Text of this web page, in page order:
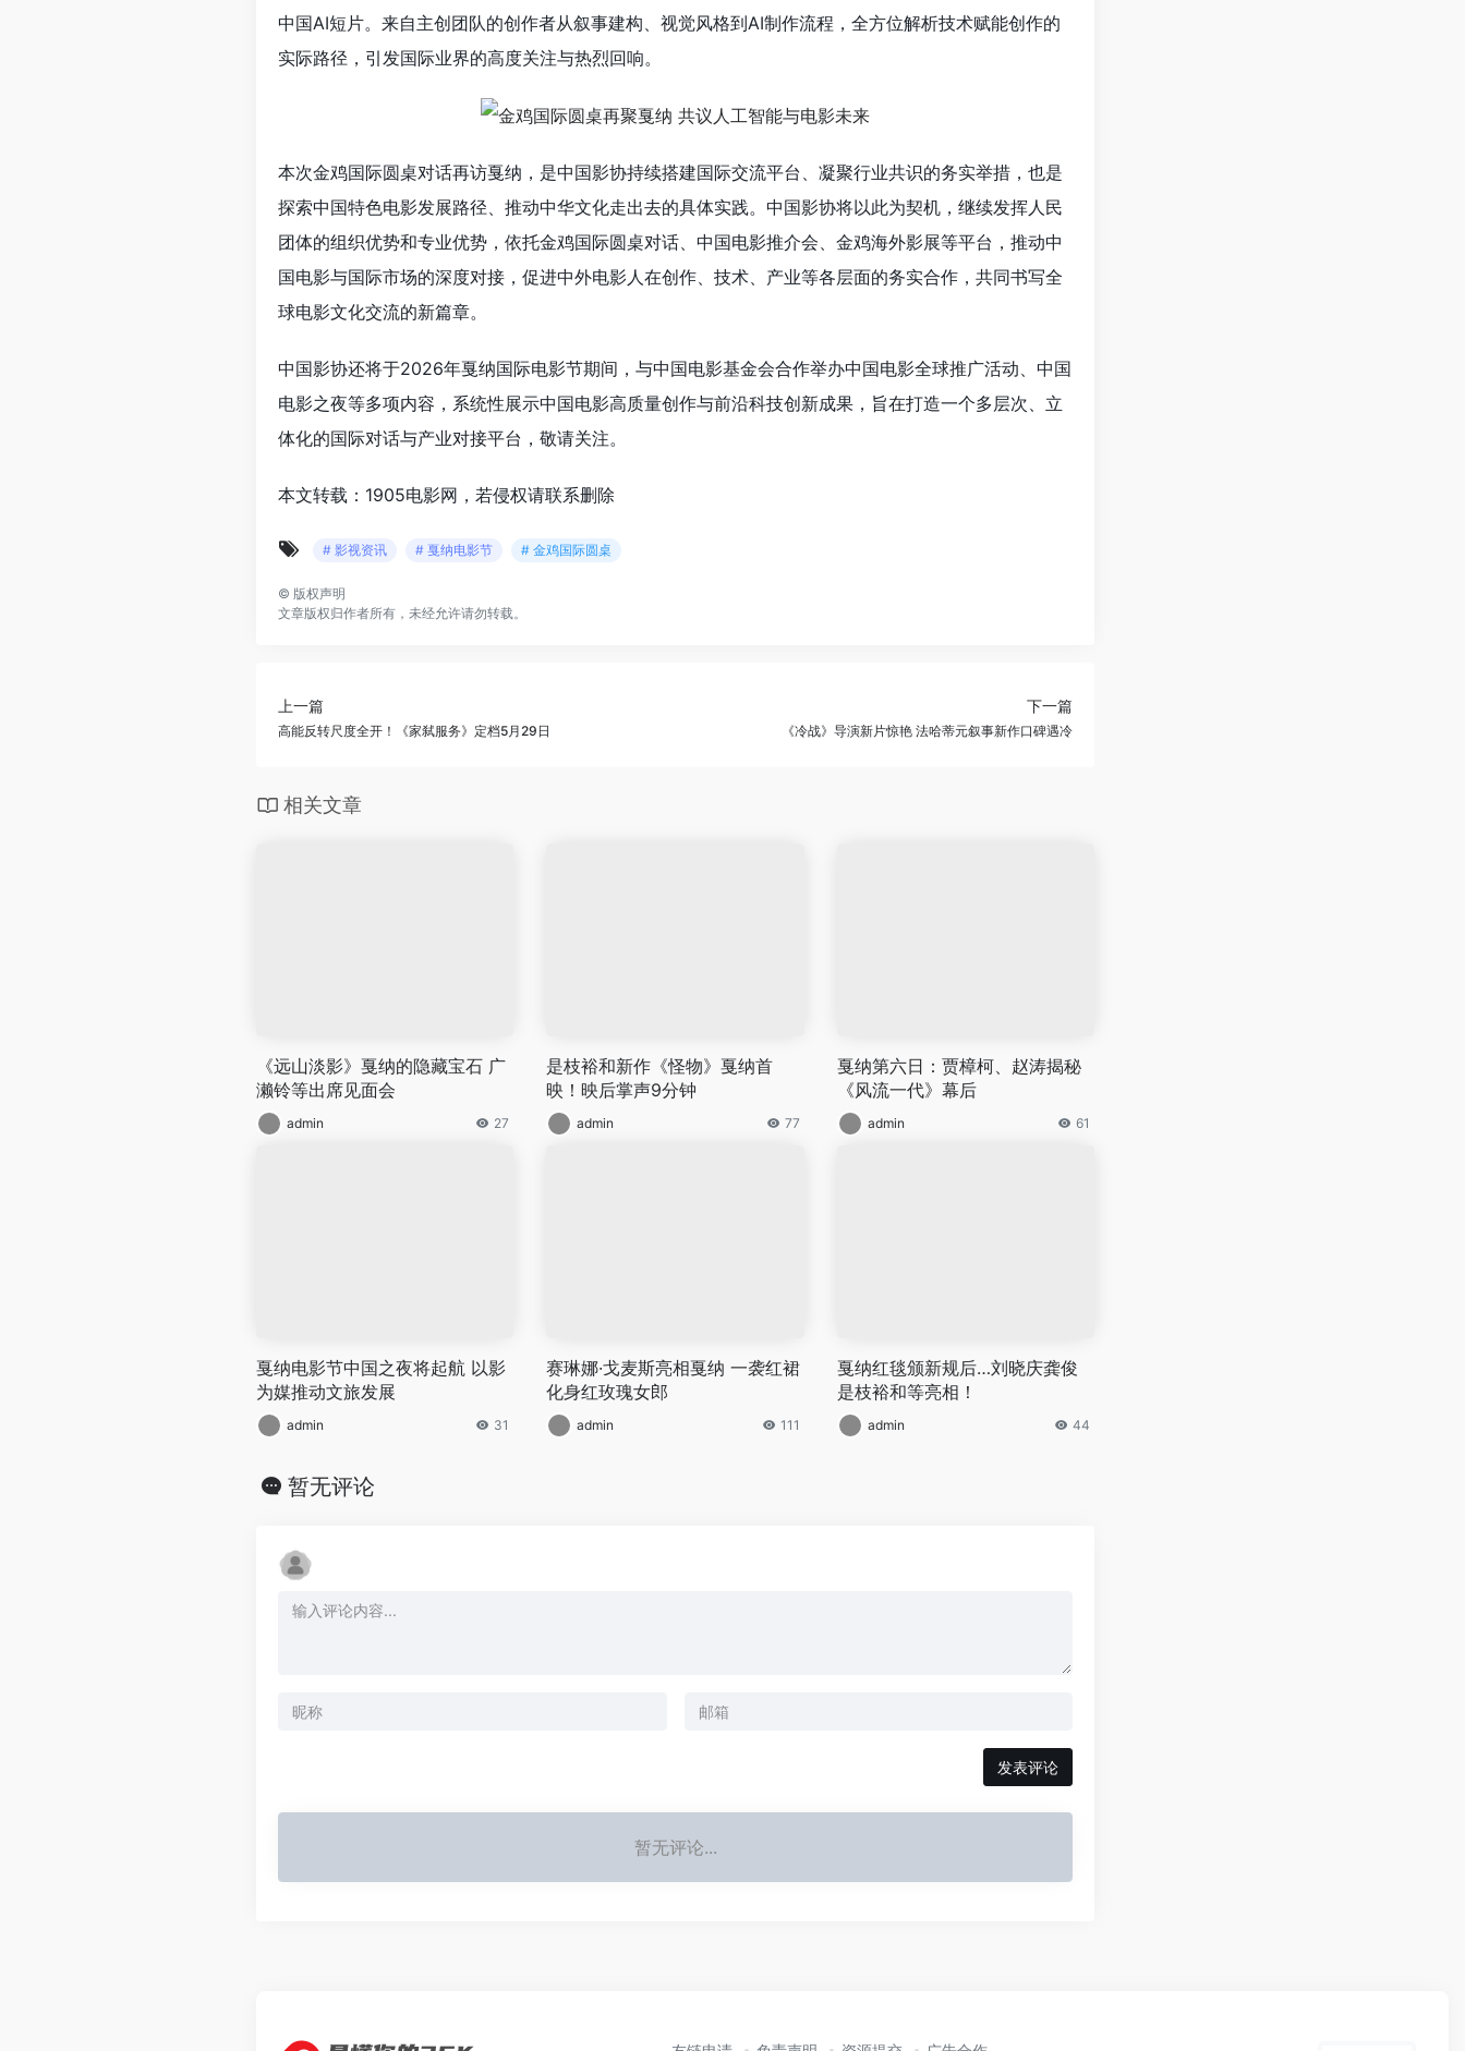
中国AI短片。来自主创团队的创作者从叙事建构、视觉风格到AI制作流程，全方位解析技术赋能创作的
实际路径，引发国际业界的高度关注与热烈回响。
本次金鸡国际圆桌对话再访戛纳，是中国影协持续搭建国际交流平台、凝聚行业共识的务实举措，也是
探索中国特色电影发展路径、推动中华文化走出去的具体实践。中国影协将以此为契机，继续发挥人民
团体的组织优势和专业优势，依托金鸡国际圆桌对话、中国电影推介会、金鸡海外影展等平台，推动中
国电影与国际市场的深度对接，促进中外电影人在创作、技术、产业等各层面的务实合作，共同书写全
球电影文化交流的新篇章。
中国影协还将于2026年戛纳国际电影节期间，与中国电影基金会合作举办中国电影全球推广活动、中国
电影之夜等多项内容，系统性展示中国电影高质量创作与前沿科技创新成果，旨在打造一个多层次、立
体化的国际对话与产业对接平台，敬请关注。
本文转载：1905电影网，若侵权请联系删除
# 影视资讯 # 戛纳电影节 # 金鸡国际圆桌
© 版权声明
文章版权归作者所有，未经允许请勿转载。
上一篇
高能反转尺度全开！《家弑服务》定档5月29日
下一篇
《冷战》导演新片惊艳 法哈蒂元叙事新作口碑遇冷
相关文章
《远山淡影》戛纳的隐藏宝石 广
濑铃等出席见面会
admin 27
是枝裕和新作《怪物》戛纳首
映！映后掌声9分钟
admin 77
戛纳第六日：贾樟柯、赵涛揭秘
《风流一代》幕后
admin 61
戛纳电影节中国之夜将起航 以影
为媒推动文旅发展
admin 31
赛琳娜·戈麦斯亮相戛纳 一袭红裙
化身红玫瑰女郎
admin 111
戛纳红毯颁新规后…刘晓庆龚俊
是枝裕和等亮相！
admin 44
暂无评论
发表评论
暂无评论...